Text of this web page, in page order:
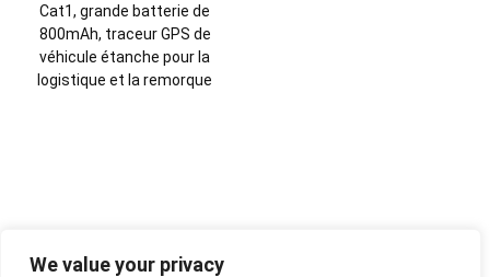
We value your privacy
Cat1, grande batterie de
800mAh, traceur GPS de
véhicule étanche pour la
logistique et la remorque